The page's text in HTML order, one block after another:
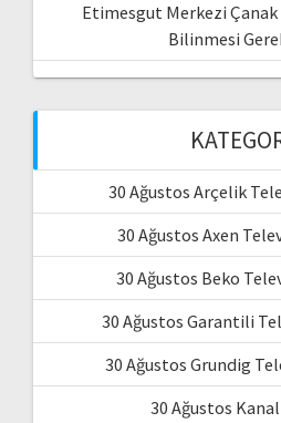
Etimesgut Merkezi Çanak
Bilinmesi
30 Ağustos Arçelik
30 Ağustos Axen
30 Ağustos Beko
30 Ağustos Garantili
30 Ağustos Grundig
30 Ağustos